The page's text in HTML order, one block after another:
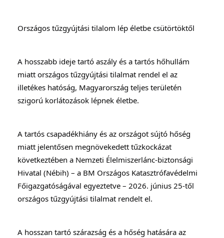
Országos tűzgyújtási tilalom lép életbe csütörtöktől
A hosszabb ideje tartó aszály és a tartós hőhullám
miatt országos tűzgyújtási tilalmat rendel el az
illetékes hatóság, Magyarország teljes területén
szigorú korlátozások lépnek életbe.
A tartós csapadékhiány és az országot sújtó hőség
miatt jelentősen megnövekedett tűzkockázat
következtében a Nemzeti Élelmiszerlánc-biztonsági
Hivatal (Nébih) – a BM Országos Katasztrófavédelmi
Főigazgatóságával egyeztetve – 2026. június 25-től
országos tűzgyújtási tilalmat rendelt el.
A hosszan tartó szárazság és a hőség hatására az